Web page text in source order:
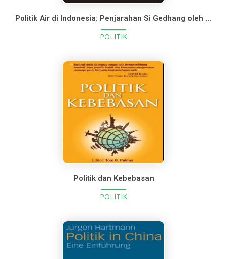
Politik Air di Indonesia: Penjarahan Si Gedhang oleh Korporasi Aqua Danone
POLITIK
Politik dan Kebebasan
POLITIK